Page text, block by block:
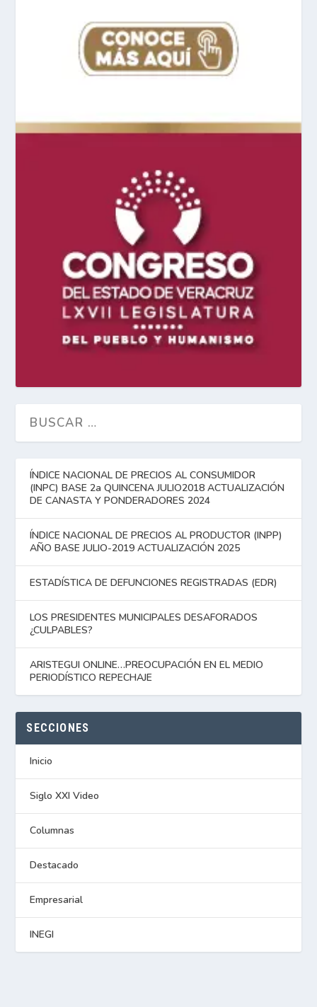
ÍNDICE NACIONAL DE PRECIOS AL CONSUMIDOR
(INPC) BASE 2a QUINCENA JULIO2018 ACTUALIZACIÓN
DE CANASTA Y PONDERADORES 2024
ÍNDICE NACIONAL DE PRECIOS AL PRODUCTOR (INPP)
AÑO BASE JULIO-2019 ACTUALIZACIÓN 2025
ESTADÍSTICA DE DEFUNCIONES REGISTRADAS (EDR)
LOS PRESIDENTES MUNICIPALES DESAFORADOS
¿CULPABLES?
ARISTEGUI ONLINE…PREOCUPACIÓN EN EL MEDIO
PERIODÍSTICO REPECHAJE
SECCIONES
Inicio
Siglo XXI Video
Columnas
Destacado
Empresarial
INEGI